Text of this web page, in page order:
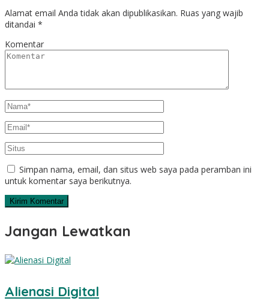
Alamat email Anda tidak akan dipublikasikan. Ruas yang wajib
ditandai *
Komentar
Simpan nama, email, dan situs web saya pada peramban ini
untuk komentar saya berikutnya.
Jangan Lewatkan
Alienasi Digital